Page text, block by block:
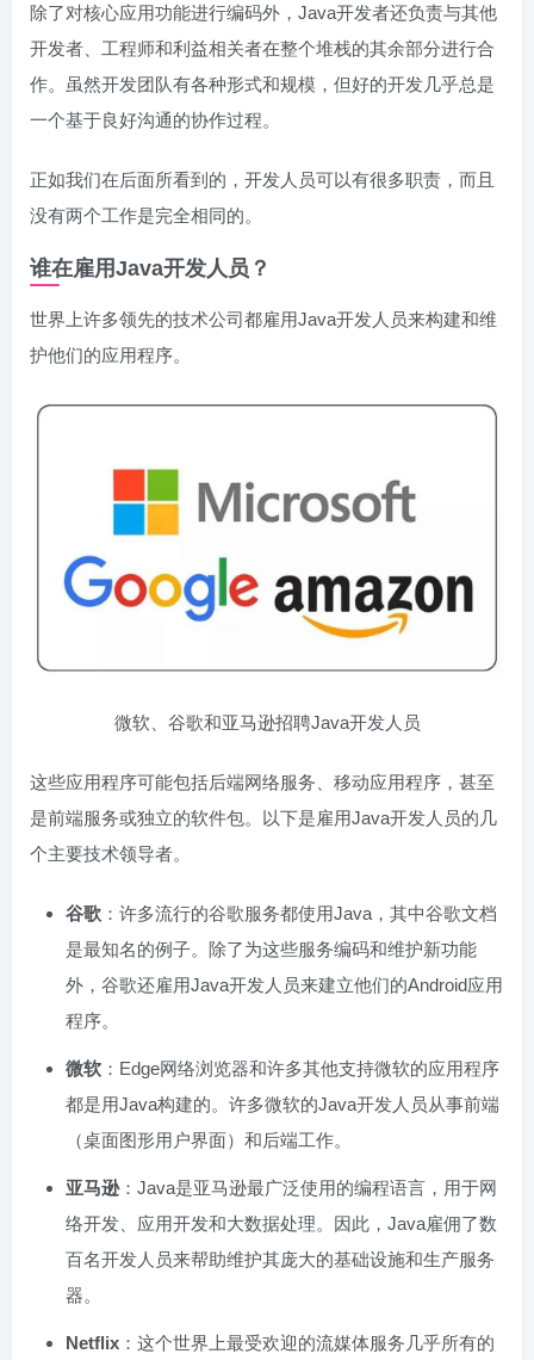
除了对核心应用功能进行编码外，Java开发者还负责与其他
开发者、工程师和利益相关者在整个堆栈的其余部分进行合
作。虽然开发团队有各种形式和规模，但好的开发几乎总是
一个基于良好沟通的协作过程。
正如我们在后面所看到的，开发人员可以有很多职责，而且
没有两个工作是完全相同的。
谁在雇用Java开发人员？
世界上许多领先的技术公司都雇用Java开发人员来构建和维
护他们的应用程序。
微软、谷歌和亚马逊招聘Java开发人员
这些应用程序可能包括后端网络服务、移动应用程序，甚至
是前端服务或独立的软件包。以下是雇用Java开发人员的几
个主要技术领导者。
谷歌 ：许多流行的谷歌服务都使用Java，其中谷歌文档
是最知名的例子。除了为这些服务编码和维护新功能
外，谷歌还雇用Java开发人员来建立他们的Android应用
程序。
微软 ：Edge网络浏览器和许多其他支持微软的应用程序
都是用Java构建的。许多微软的Java开发人员从事前端
（桌面图形用户界面）和后端工作。
亚马逊：Java是亚马逊最广泛使用的编程语言，用于网
络开发、应用开发和大数据处理。因此，Java雇佣了数
百名开发人员来帮助维护其庞大的基础设施和生产服务
器。
Netflix ：这个世界上最受欢迎的流媒体服务几乎所有的